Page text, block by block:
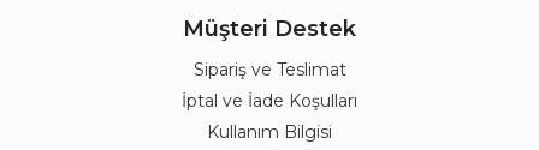
Müşteri Destek
Sipariş ve Teslimat
İptal ve İade Koşulları
Kullanım Bilgisi